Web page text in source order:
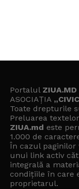
Portalul ZIUA.MD
ASOCIAȚIA
Toate drepturile
Preluarea
ZIUA.md este
1.000 de
În cazul paginilor
unui link activ
integrală a
condițiile în care
proprietarul.